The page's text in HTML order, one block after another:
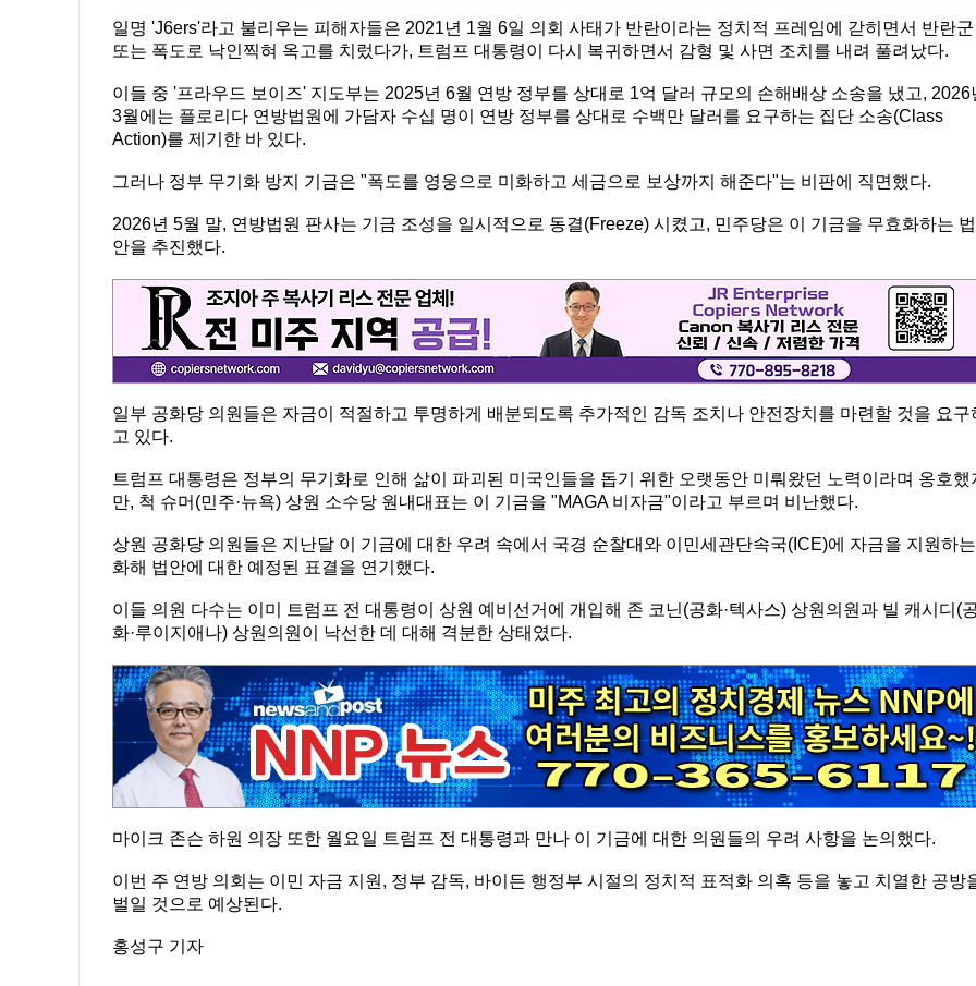
일명 'J6ers'라고 불리우는 피해자들은 2021년 1월 6일 의회 사태가 반란이라는 정치적 프레임에 갇히면서 반란군
또는 폭도로 낙인찍혀 옥고를 치렀다가, 트럼프 대통령이 다시 복귀하면서 감형 및 사면 조치를 내려 풀려났다.
이들 중 '프라우드 보이즈' 지도부는 2025년 6월 연방 정부를 상대로 1억 달러 규모의 손해배상 소송을 냈고, 2026
3월에는 플로리다 연방법원에 가담자 수십 명이 연방 정부를 상대로 수백만 달러를 요구하는 집단 소송(Class
Action)를 제기한 바 있다.
그러나 정부 무기화 방지 기금은 "폭도를 영웅으로 미화하고 세금으로 보상까지 해준다"는 비판에 직면했다.
2026년 5월 말, 연방법원 판사는 기금 조성을 일시적으로 동결(Freeze) 시켰고, 민주당은 이 기금을 무효화하는 법
안을 추진했다.
일부 공화당 의원들은 자금이 적절하고 투명하게 배분되도록 추가적인 감독 조치나 안전장치를 마련할 것을 요구
고 있다.
트럼프 대통령은 정부의 무기화로 인해 삶이 파괴된 미국인들을 돕기 위한 오랫동안 미뤄왔던 노력이라며 옹호했
만, 척 슈머(민주·뉴욕) 상원 소수당 원내대표는 이 기금을 "MAGA 비자금"이라고 부르며 비난했다.
상원 공화당 의원들은 지난달 이 기금에 대한 우려 속에서 국경 순찰대와 이민세관단속국(ICE)에 자금을 지원하는
화해 법안에 대한 예정된 표결을 연기했다.
이들 의원 다수는 이미 트럼프 전 대통령이 상원 예비선거에 개입해 존 코닌(공화·텍사스) 상원의원과 빌 캐시디(
화·루이지애나) 상원의원이 낙선한 데 대해 격분한 상태였다.
마이크 존슨 하원 의장 또한 월요일 트럼프 전 대통령과 만나 이 기금에 대한 의원들의 우려 사항을 논의했다.
이번 주 연방 의회는 이민 자금 지원, 정부 감독, 바이든 행정부 시절의 정치적 표적화 의혹 등을 놓고 치열한 공방
벌일 것으로 예상된다.
홍성구 기자